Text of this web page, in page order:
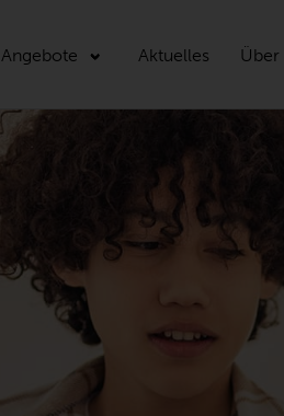
Angebote Aktuelles Über